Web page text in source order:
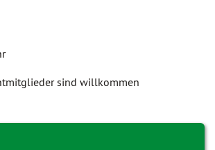
sind willkommen